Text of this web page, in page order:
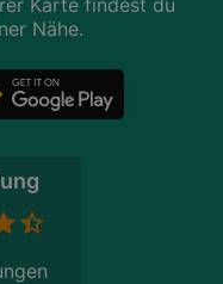
Karte findest du
Nähe.